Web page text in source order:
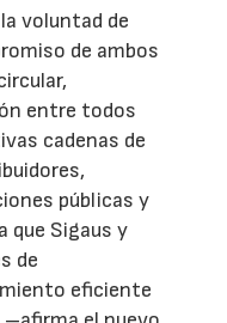
voluntad de
de ambos
entre todos
cadenas de
públicas y
que Sigaus y
de
eficiente